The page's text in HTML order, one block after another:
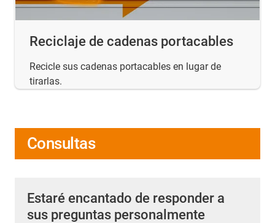
Reciclaje de cadenas portacables
Recicle sus cadenas portacables en lugar de
tirarlas.
Consultas
Estaré encantado de responder a
sus preguntas personalmente